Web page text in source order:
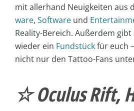
mit allerhand Neuigkeiten aus
ware, Software und
Reality-Bereich. Außerdem
wieder ein Fundstückfür euch
nicht nur den Tattoo-Fans
☆ Oculus Rift,